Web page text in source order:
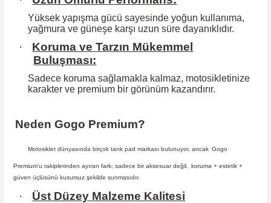
Yüksek yapışma gücü sayesinde yoğun kullanıma,
yağmura ve güneşe karşı uzun süre dayanıklıdır.
·
Koruma ve Tarzın Mükemmel
Buluşması:
Sadece koruma sağlamakla kalmaz, motosikletinize
karakter ve premium bir görünüm kazandırır.
Neden Gogo Premium?
Motosiklet dünyasında birçok tank pad markası bulunuyor, ancak Gogo
Premium’u rakiplerinden ayıran fark; sadece bir aksesuar değil,
koruma + estetik +
güven üçlüsünü kusursuz şekilde sunmasıdır.
· Üst Düzey Malzeme Kalitesi